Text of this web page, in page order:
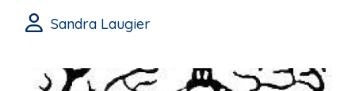
Sandra Laugier